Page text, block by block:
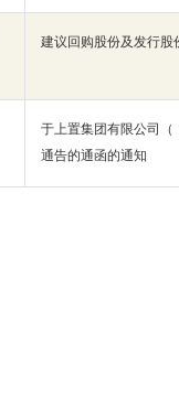
建议回购股份及发行
于上置集团有限公司
通告的通函的通知